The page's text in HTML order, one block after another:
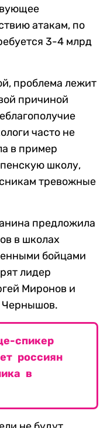
атакам, по
3-4 млрд
проблема лежит
причиной
часто не
в пример
школу,
тревожные
предложила
в школах
бойцами
лидер
Миронов и
Чернышов.
спикер
россиян
в